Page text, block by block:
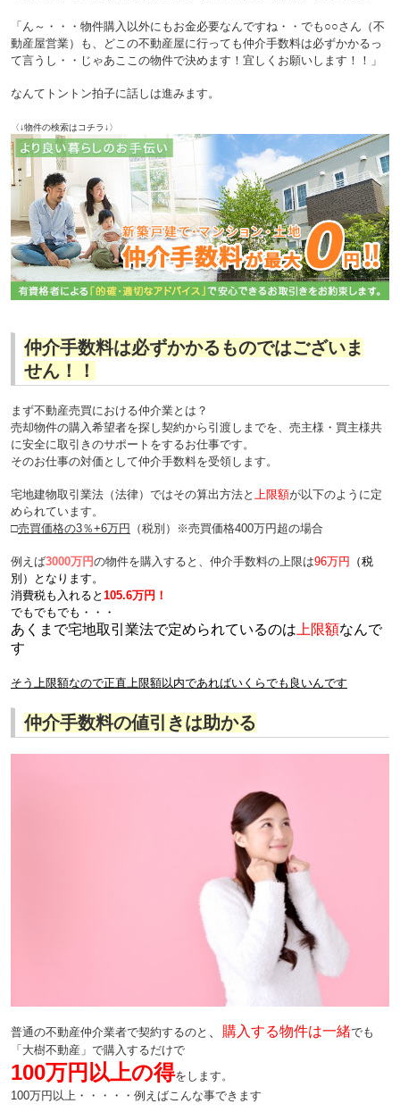
「ん～・・・物件購入以外にもお金必要なんですね・・でも○○さん（不
動産屋営業）も、どこの不動産屋に行っても仲介手数料は必ずかかるっ
て言うし・・じゃあここの物件で決めます！宜しくお願いします！！」
なんてトントン拍子に話しは進みます。
〈↓物件の検索はコチラ↓〉
仲介手数料は必ずかかるものではございま
せん！！
まず不動産売買における仲介業とは？
売却物件の購入希望者を探し契約から引渡しまでを、売主様・買主様共
に安全に取引きのサポートをするお仕事です。
そのお仕事の対価として仲介手数料を受領します。
宅地建物取引業法（法律）ではその算出方法と 上限額が以下のように定
められています。
□売買価格の3％+6万円 （税別）※売買価格400万円超の場合
例えば3000万円の物件を購入すると、仲介手数料の上限は96万円
（税
別）となります。
消費税も入れると 105.6万円！
でもでもでも・・・
あくまで宅地取引業法で定められているのは上限額なんで
す
そう上限額なので正直上限額以内であればいくらでも良いんです
仲介手数料の値引きは助かる
普通の不動産仲介業者で契約するのと 購入する物件は一緒でも
「大樹不動産」で購入するだけで
100万円以上の得をします。
100万円以上・・・・・例えばこんな事できます